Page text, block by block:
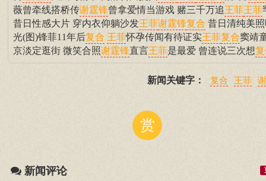
薇曾牵线搭桥传谢霆锋曾拿爱情当游戏 赌三千万追王菲王菲
昔日性感大片 穿内衣仰躺沙发王菲谢霆锋复合 昔日清纯美
光(图)锋菲11年后复合 王菲怀孕传闻有待证实王菲复合窦靖
京淡定逛街 微笑合照谢霆锋直言王菲是最爱 曾连说三次想
新闻关键字： 复合 王菲
赏
新闻评论